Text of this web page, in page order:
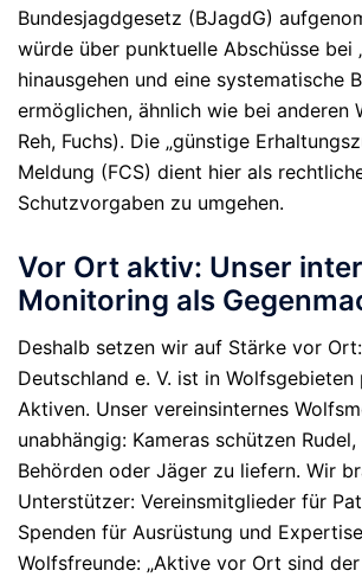
Bundesjagdgesetz (BJagdG)
würde über punktuelle Abschüsse bei
hinausgehen und eine systematische
ermöglichen, ähnlich wie bei anderen
Reh, Fuchs). Die „günstige
Meldung (FCS) dient hier als
Schutzvorgaben zu umgehen.
Vor Ort aktiv: Unser
Monitoring als
Deshalb setzen wir auf Stärke vor
Deutschland e. V. ist in Wolfsgebieten
Aktiven. Unser vereinsinternes
unabhängig: Kameras schützen
Behörden oder Jäger zu liefern. Wir
Unterstützer: Vereinsmitglieder für
Spenden für Ausrüstung und
Wolfsfreunde: „Aktive vor Ort sind